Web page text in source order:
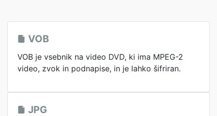
VOB
VOB je vsebnik na video DVD, ki ima MPEG-2
video, zvok in podnapise, in je lahko šifriran.
JPG